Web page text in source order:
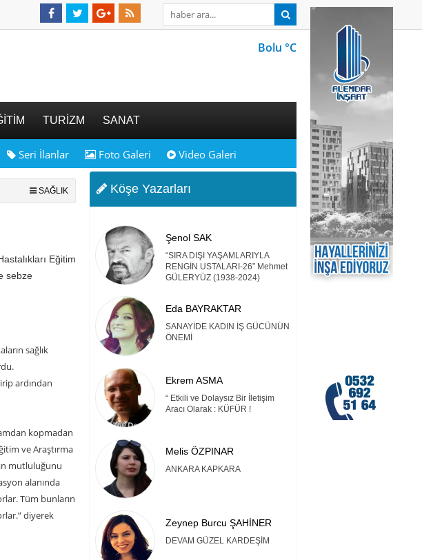
Bolu °C
TURİZM SANAT
Seri İlanlar Foto Galeri Video Galeri
SAĞLIK
Eğitim
sebze
sağlık
ardından
kopmadan
ve Araştırma
mutluluğunu
alanında
Tüm bunların
diyerek
Köşe Yazarları
Şenol SAK
“SIRA DIŞI YAŞAMLARIYLA
RENGİN USTALARI-26” Mehmet
GÜLERYÜZ (1938-2024)
Eda BAYRAKTAR
SANAYİDE KADIN İŞ GÜCÜNÜN
ÖNEMİ
Ekrem ASMA
“ Etkili ve Dolaysız Bir İletişim
Aracı Olarak : KÜFÜR !
Melis ÖZPINAR
ANKARA KAPKARA
Zeynep Burcu ŞAHİNER
DEVAM GÜZEL KARDEŞİM